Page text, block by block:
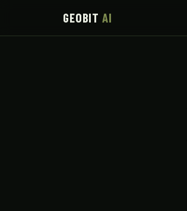
GEOBIT AI